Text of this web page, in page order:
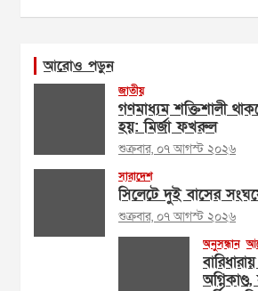
আরোও পড়ুন
জাতীয়
গণমাধ্যম শক্তিশালী
হয়: মির্জা ফখরুল
শুক্রবার, ০৭ আগস্ট ২০২৬
সারাদেশ
সিলেটে দুই বাসের
শুক্রবার, ০৭ আগস্ট ২০২৬
অনুসন্ধান